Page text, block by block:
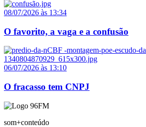
08/07/2026 às 13:34
O favorito, a vaga e a confusão
06/07/2026 às 13:10
O fracasso tem CNPJ
som+conteúdo